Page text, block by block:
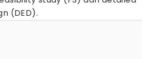
(DED).